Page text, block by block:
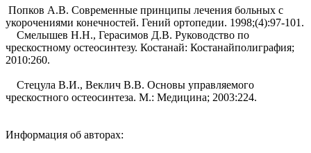
Попков А.В. Современные принципы лечения больных с
укорочениями конечностей. Гений ортопедии. 1998;(4):97-101.
Смелышев Н.Н., Герасимов Д.В. Руководство по
чрескостному остеосинтезу. Костанай: Костанайполиграфия;
2010:260.
Стецула В.И., Веклич В.В. Основы управляемого
чрескостного остеосинтеза. М.: Медицина; 2003:224.
Информация об авторах: